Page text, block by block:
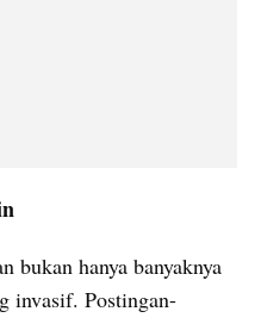
bukan hanya banyaknya
invasif. Postingan-